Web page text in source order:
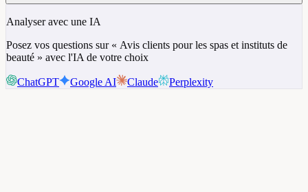
Analyser avec une IA
Posez vos questions sur « Avis clients pour les spas et instituts de
beauté » avec l'IA de votre choix
ChatGPT Google AI Claude Perplexity